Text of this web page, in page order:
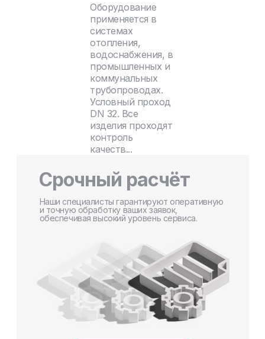
Оборудование
применяется в
системах
отопления,
водоснабжения, в
промышленных и
коммунальных
трубопроводах.
Условный проход
DN 32. Все
изделия проходят
контроль
качеств...
Срочный расчёт
Наши специалисты гарантируют оперативную
и точную обработку ваших заявок,
обеспечивая высокий уровень сервиса.